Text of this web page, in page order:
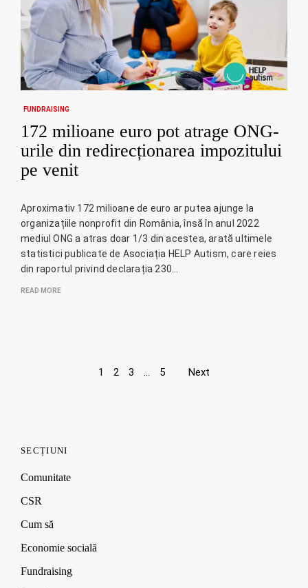
FUNDRAISING
172 milioane euro pot atrage ONG-
urile din redirecționarea impozitului
pe venit
Aproximativ 172 milioane de euro ar putea ajunge la
organizațiile nonprofit din România, însă în anul 2022
mediul ONG a atras doar 1/3 din acestea, arată ultimele
statistici publicate de Asociația HELP Autism, care reies
din raportul privind declarația 230…
READ MORE
1 2 3 … 5 Next
SECȚIUNI
Comunitate
CSR
Cum să
Economie socială
Fundraising